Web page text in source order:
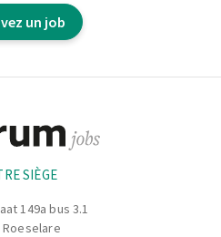
de production selon les
réglage ou de changement de
opérations via les
sécurité, d’hygiène et de
un job
SIÈGE
149a bus 3.1
Roeselare